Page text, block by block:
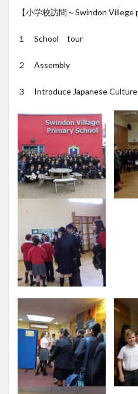
【小学校訪問～Swindon Villege
１ School tour
２ Assembly
３ Introduce Japanese Culture